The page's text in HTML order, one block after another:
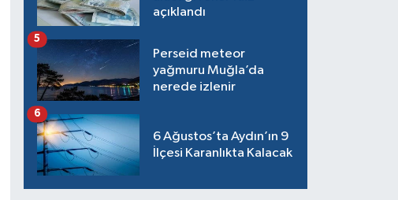
açıklandı
Perseid meteor
yağmuru Muğla’da
nerede izlenir
5
6 Ağustos’ta Aydın’ın 9
İlçesi Karanlıkta Kalacak
6